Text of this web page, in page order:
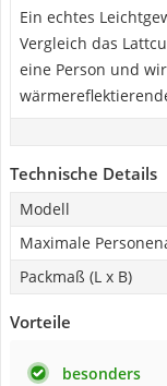
Ein echtes
Vergleich das
eine Person und
Technische Details
Modell
Maximale
Packmaß (L x B)
Vorteile
besonders